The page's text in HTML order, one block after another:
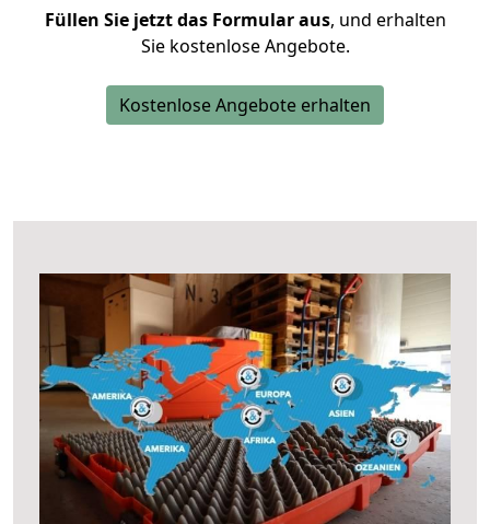
Füllen Sie jetzt das Formular aus, und erhalten
Sie kostenlose Angebote.
Kostenlose Angebote erhalten